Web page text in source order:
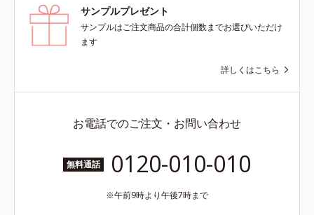
サンプルプレゼント
サンプルはご注文商品の合計個数までお選びいただけ
ます
詳しくはこちら
お電話でのご注文・お問い合わせ
無料通話 0120-010-010
午前9時より午後7時まで